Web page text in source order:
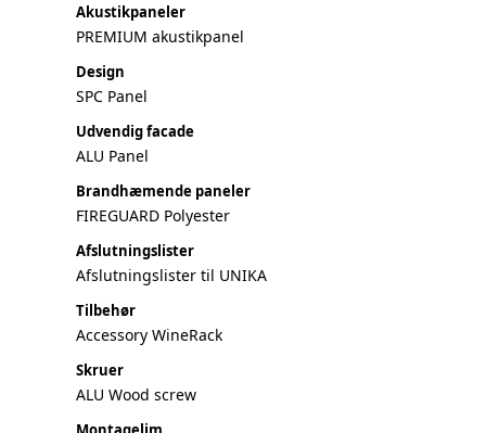
Akustikpaneler
PREMIUM akustikpanel
Design
SPC Panel
Udvendig facade
ALU Panel
Brandhæmende paneler
FIREGUARD Polyester
Afslutningslister
Afslutningslister til UNIKA
Tilbehør
Accessory WineRack
Skruer
ALU Wood screw